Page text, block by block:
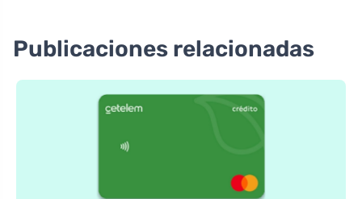
Publicaciones relacionadas